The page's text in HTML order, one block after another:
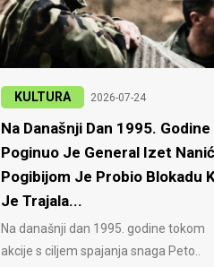
KULTURA 2026-07-24
Na Današnji Dan 1995. Godine
Poginuo Je General Izet
Pogibijom Je Probio Blokadu
Je Trajala...
Na današnji dan 1995. godine tokom
akcije s ciljem spajanja snaga Peto..